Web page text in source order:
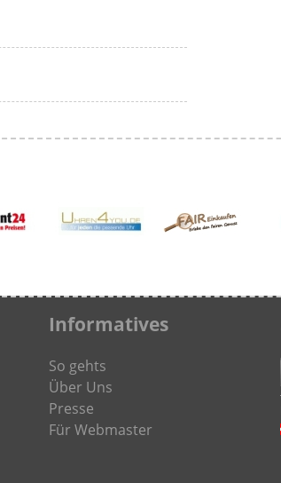
Informatives
So gehts
Über Uns
Presse
Für Webmaster